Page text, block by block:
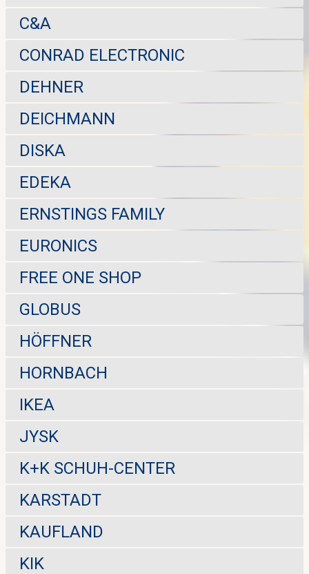
C&A
CONRAD ELECTRONIC
DEHNER
DEICHMANN
DISKA
EDEKA
ERNSTINGS FAMILY
EURONICS
FREE ONE SHOP
GLOBUS
HÖFFNER
HORNBACH
IKEA
JYSK
K+K SCHUH-CENTER
KARSTADT
KAUFLAND
KIK